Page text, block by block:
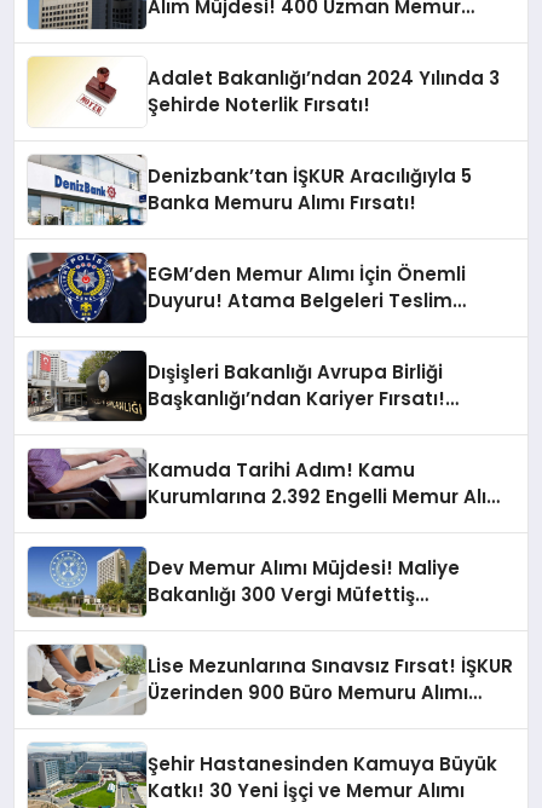
Alım Müjdesi! 400 Uzman Memur
Adalet Bakanlığı’ndan 2024 Yılında 3
Şehirde Noterlik Fırsatı!
Denizbank’tan İŞKUR Aracılığıyla 5
Banka Memuru Alımı Fırsatı!
EGM’den Memur Alımı İçin Önemli
Duyuru! Atama Belgeleri Teslim
Dışişleri Bakanlığı Avrupa Birliği
Başkanlığı’ndan Kariyer Fırsatı!
Kamuda Tarihi Adım! Kamu
Kurumlarına 2.392 Engelli Memur Alımı
Dev Memur Alımı Müjdesi! Maliye
Bakanlığı 300 Vergi Müfettiş
Lise Mezunlarına Sınavsız Fırsat! İŞKUR
Üzerinden 900 Büro Memuru Alımı
Şehir Hastanesinden Kamuya Büyük
Katkı! 30 Yeni İşçi ve Memur Alımı